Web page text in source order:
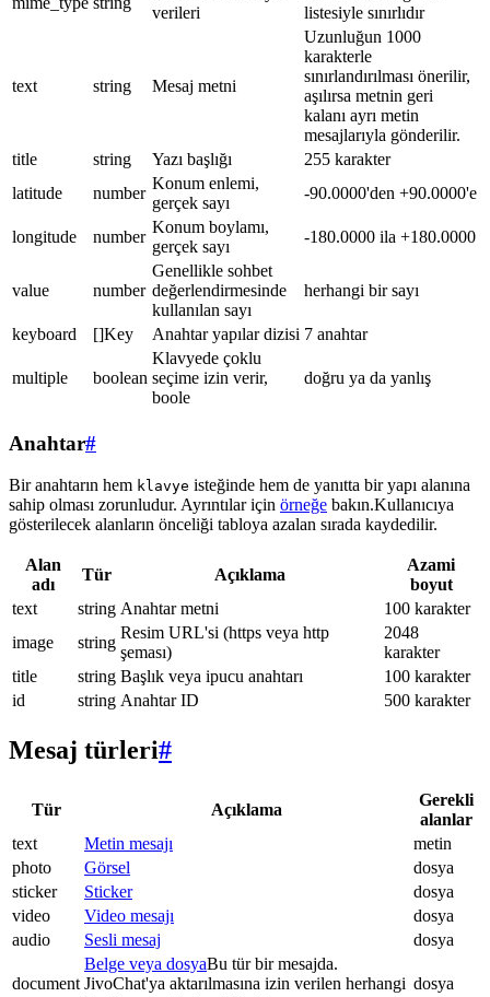
verileri
listesiyle sınırlıdır
text string Mesaj metni
Uzunluğun 1000
karakterle
sınırlandırılması önerilir,
aşılırsa metnin geri
kalanı ayrı metin
mesajlarıyla gönderilir.
title
string Yazı başlığı
255 karakter
latitude
number
Konum enlemi,
gerçek sayı
-90.0000'den +90.0000'e
longitude number
Konum boylamı,
gerçek sayı
-180.0000 ila +180.0000
value number
Genellikle sohbet
değerlendirmesinde
kullanılan sayı
herhangi bir sayı
keyboard []Key Anahtar yapılar dizisi 7 anahtar
multiple boolean
Klavyede çoklu
seçime izin verir,
boole
doğru ya da yanlış
Anahtar#
Bir anahtarın hem klavye isteğinde hem de yanıtta bir yapı alanına
sahip olması zorunludur. Ayrıntılar için örneğe bakın.Kullanıcıya
gösterilecek alanların önceliği tabloya azalan sırada kaydedilir.
Alan
adı
Tür Açıklama
Azami
boyut
text
string Anahtar metni
100 karakter
image
string
Resim URL'si (https veya http
şeması)
2048
karakter
title
string Başlık veya ipucu anahtarı
100 karakter
id
string Anahtar ID 500 karakter
Mesaj türleri#
Tür Açıklama
Gerekli
alanlar
text
Metin mesajı
metin
photo
Görsel
dosya
sticker
Sticker
dosya
video
Video mesajı
dosya
audio
Sesli mesaj dosya
document
Belge veya dosyaBu tür bir mesajda.
JivoChat'ya aktarılmasına izin verilen herhangi dosya